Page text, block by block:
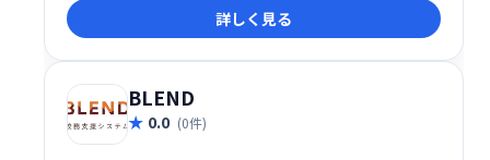
詳しく見る
BLEND
0.0 (0件)